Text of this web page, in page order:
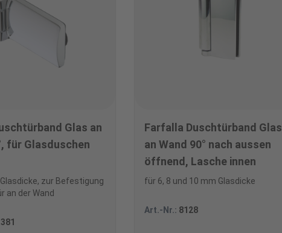
Glas an
für Glasduschen
zur Befestigung
an der Wand
Farfalla Duschtürband Glas
an Wand 90° nach aussen
öffnend, Lasche innen
für 6, 8 und 10 mm Glasdicke
Art.-Nr.: 8128